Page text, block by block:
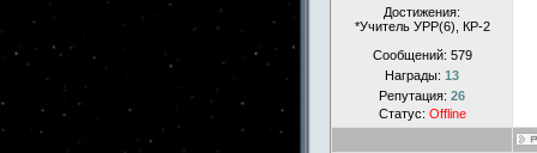
Достижения:
*Учитель УРР(6), КР-2
Сообщений: 579
Награды: 13
Репутация: 26
Статус: Offline